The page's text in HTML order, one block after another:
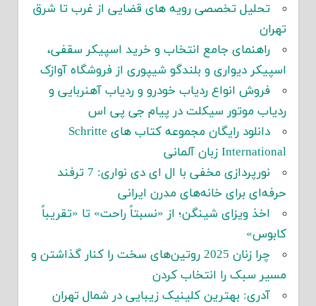
تحلیل تخصصی رویه های قضایی از غرب تا شرق
تهران
راهنمای جامع انتخاب و خرید اسپیکر سقفی،
اسپیکر دیواری و بلندگو شیپوری از فروشگاه آوازک
فروش انواع ردیاب خودرو و ردیاب آهنربایی و
ردیاب موتور سیکلت در پیام جی پی اس
دانلود رایگان مجموعه کتاب های Schritte
International زبان آلمانی
نورپردازی مخفی با ال ای دی نواری: 7 ترفند
حرفه‌ای برای خانه‌های مدرن ایرانی
اخذ ویزای شینگن؛ از «نسبتاً راحت» تا «تقریباً
کابوس»
چرا زنان 2025 روتین‌های سخت را کنار گذاشتن و
مسیر سبک را انتخاب کردن
آدری: بهترین کلینیک زیبایی در شمال تهران